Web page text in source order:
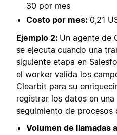
30 por mes
Costo por mes: 0,21
Ejemplo 2: Un agente de
se ejecuta cuando una
siguiente etapa en
el worker valida los
Clearbit para su
registrar los datos en
seguimiento de procesos
Volumen de llamadas